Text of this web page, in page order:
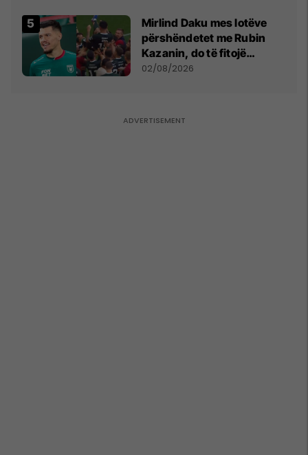
Mirlind Daku mes lotëve
përshëndetet me Rubin
Kazanin, do të fitojë
miliona te Spartak Moska
02/08/2026